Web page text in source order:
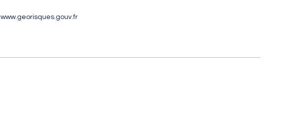
www.georisques.gouv.fr